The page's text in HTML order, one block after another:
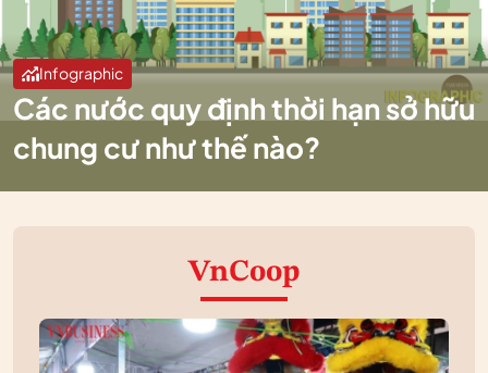
Infographic
Các nước quy định thời hạn sở hữu
chung cư như thế nào?
VnCoop